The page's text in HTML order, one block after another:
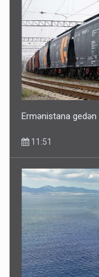
Ermənistana gedən
11:51